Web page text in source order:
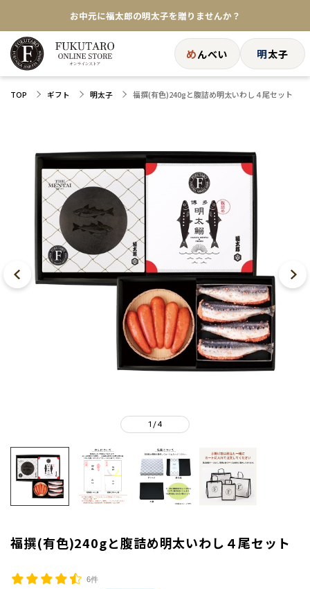
お中元に福太郎の明太子を贈りませんか？
★めんべい25周年記念商品が登場★
【色々な味を試したい方へ】ポストイン！めんべい
めんべい 明太子
TOP ギフト 明太子 福撰(有色)240gと腹詰め明太いわし４尾セット
1 /4
福撰(有色)240gと腹詰め明太いわし４尾セット
6件